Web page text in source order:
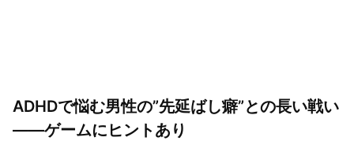
ADHDで悩む男性の”先延ばし癖”との長い戦い
――ゲームにヒントあり